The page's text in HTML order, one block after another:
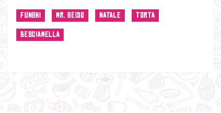
FUNGHI MR. GEIDO NATALE TORTA
BESCIAMELLA